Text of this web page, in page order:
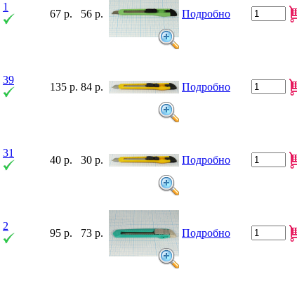
1
67 р. 56 р. Подробно
39
135 р. 84 р. Подробно
31
40 р. 30 р. Подробно
2
95 р. 73 р. Подробно